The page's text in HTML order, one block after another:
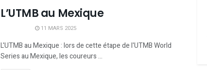
L’UTMB au Mexique
11 MARS 2025
L'UTMB au Mexique : lors de cette étape de l'UTMB World
Series au Mexique, les coureurs ...